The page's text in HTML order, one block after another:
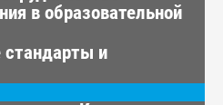
в образовательной
стандарты и